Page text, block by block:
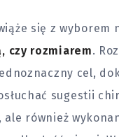
się z
czy rozmiarem.
cel,
sugestii
również